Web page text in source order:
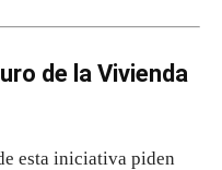
de la Vivienda
esta iniciativa piden